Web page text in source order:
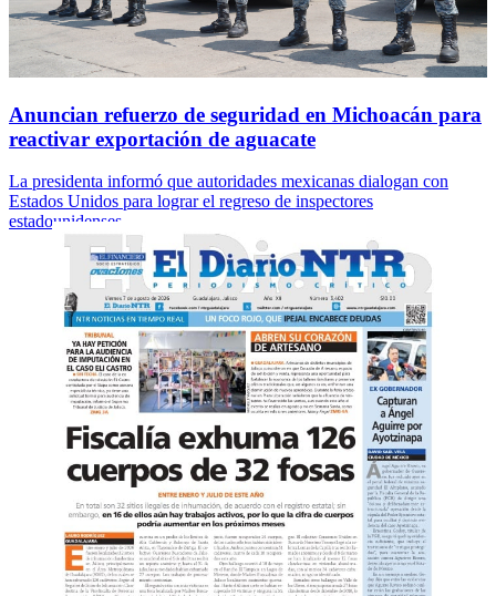
Anuncian refuerzo de seguridad en Michoacán para
reactivar exportación de aguacate
La presidenta informó que autoridades mexicanas dialogan con
Estados Unidos para lograr el regreso de inspectores
estadounidenses